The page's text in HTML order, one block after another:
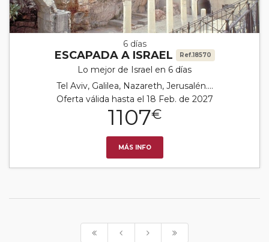
6 días
ESCAPADA A ISRAEL Ref.18570
Lo mejor de Israel en 6 días
Tel Aviv, Galilea, Nazareth, Jerusalén....
Oferta válida hasta el 18 Feb. de 2027
1107€
MÁS INFO